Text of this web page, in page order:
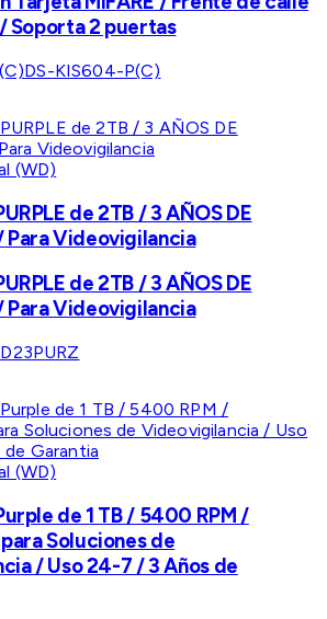
Soporta 2 puertas
DS-KIS604-P(C)
(WD)
de 2TB / 3 AÑOS DE
Para Videovigilancia
de 2TB / 3 AÑOS DE
Para Videovigilancia
(WD)
de 1 TB / 5400 RPM /
Soluciones de
/ Uso 24-7 / 3 Años de